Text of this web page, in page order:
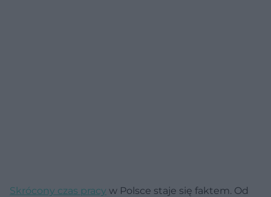
Skrócony czas pracy w Polsce staje się faktem. Od